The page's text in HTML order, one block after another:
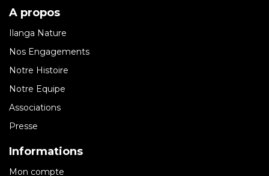
A propos
Ilanga Nature
Nos Engagements
Notre Histoire
Notre Equipe
Associations
Presse
Informations
Mon compte